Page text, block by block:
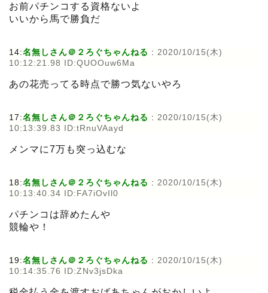
お前パチンコする資格ないよ
いいから馬で勝負だ
14:名無しさん＠２ろぐちゃんねる : 2020/10/15(木)
10:12:21.98 ID:QUOOuw6Ma
あの花売ってる時点で勝つ気ないやろ
17:名無しさん＠２ろぐちゃんねる : 2020/10/15(木)
10:13:39.83 ID:tRnuVAayd
メンマに7万も突っ込むな
18:名無しさん＠２ろぐちゃんねる : 2020/10/15(木)
10:13:40.34 ID:FA7iOvIl0
パチンコは辞めたんや
競輪や！
19:名無しさん＠２ろぐちゃんねる : 2020/10/15(木)
10:14:35.76 ID:ZNv3jsDka